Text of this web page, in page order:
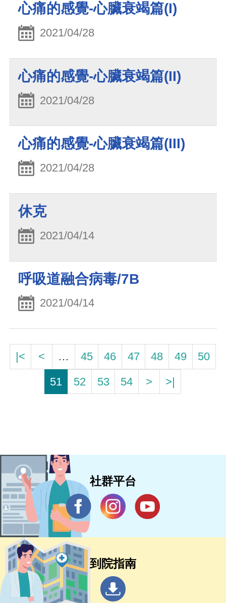
心痛的感覺-心臟衰竭篇(I)
2021/04/28
心痛的感覺-心臟衰竭篇(II)
2021/04/28
心痛的感覺-心臟衰竭篇(III)
2021/04/28
休克
2021/04/14
呼吸道融合病毒/7B
2021/04/14
|< < … 45 46 47 48 49
50
51
52 53 54 > >|
社群平台
到院指南